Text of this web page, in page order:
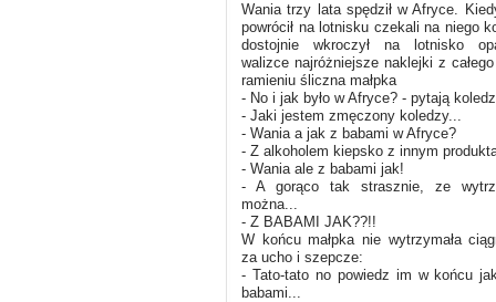
Wania trzy lata spędził w Afryce.
powrócił na lotnisku czekali na niego
dostojnie wkroczył na lotnisko
walizce najróżniejsze naklejki z
ramieniu śliczna małpka
- No i jak było w Afryce? - pytają
- Jaki jestem zmęczony koledzy...
- Wania a jak z babami w Afryce?
- Z alkoholem kiepsko z innym
- Wania ale z babami jak!
- A gorąco tak strasznie, ze
można...
- Z BABAMI JAK??!!
W końcu małpka nie wytrzymała
za ucho i szepcze:
- Tato-tato no powiedz im w końcu
babami...